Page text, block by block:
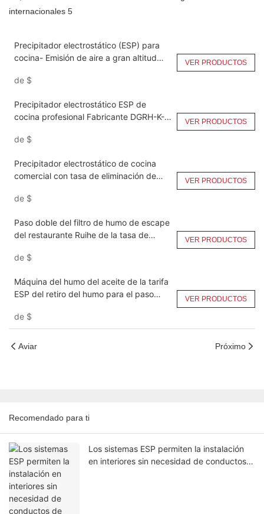
Precipitador electrostático (ESP) para
cocina- Emisión de aire a gran altitud
de $
VER PRODUCTOS
Precipitador electrostático ESP de
cocina profesional Fabricante DGRH-K-
de $
VER PRODUCTOS
Precipitador electrostático de cocina
comercial con tasa de eliminación de
21000
de $
VER PRODUCTOS
Paso doble del filtro de humo de escape
del restaurante Ruihe de la tasa de
de $
VER PRODUCTOS
Máquina del humo del aceite de la tarifa
ESP del retiro del humo para el paso
31500
de $
VER PRODUCTOS
Aviar Próximo
Recomendado para ti
Los sistemas ESP permiten la instalación
en interiores sin necesidad de conductos